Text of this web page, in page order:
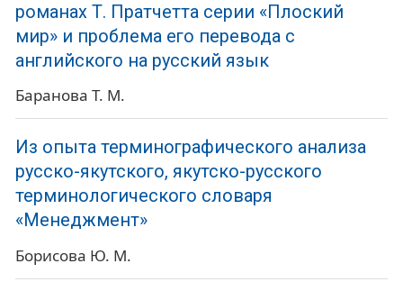
романах Т. Пратчетта серии «Плоский
мир» и проблема его перевода с
английского на русский язык
Баранова Т. М.
Из опыта терминографического анализа
русско-якутского, якутско-русского
терминологического словаря
«Менеджмент»
Борисова Ю. М.